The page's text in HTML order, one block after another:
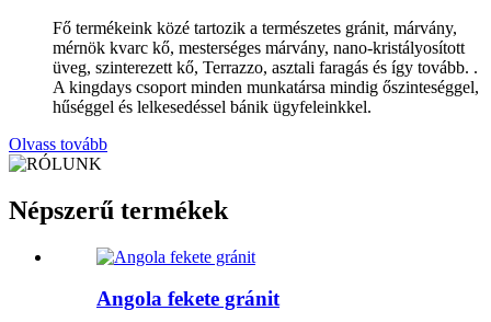
Fő termékeink közé tartozik a természetes gránit, márvány,
mérnök kvarc kő, mesterséges márvány, nano-kristályosított
üveg, szinterezett kő, Terrazzo, asztali faragás és így tovább. .
A kingdays csoport minden munkatársa mindig őszinteséggel,
hűséggel és lelkesedéssel bánik ügyfeleinkkel.
Olvass tovább
Népszerű termékek
Angola fekete gránit